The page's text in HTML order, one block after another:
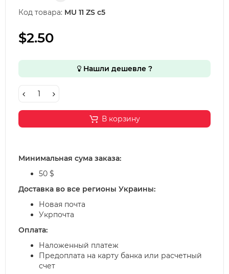
Код товара: MU 11 ZS c5
$2.50
Нашли дешевле ?
В корзину
Минимальная сума заказа:
50 $
Доставка во все регионы Украины:
Новая почта
Укрпочта
Оплата:
Наложенный платеж
Предоплата на карту банка или расчетный
счет